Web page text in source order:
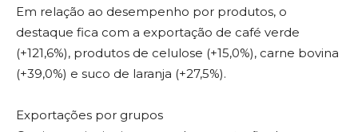
Em relação ao desempenho por produtos, o
destaque fica com a exportação de café verde
(+121,6%), produtos de celulose (+15,0%), carne bovina
(+39,0%) e suco de laranja (+27,5%).
Exportações por grupos